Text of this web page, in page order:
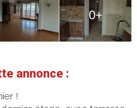
0+
annonce :
!